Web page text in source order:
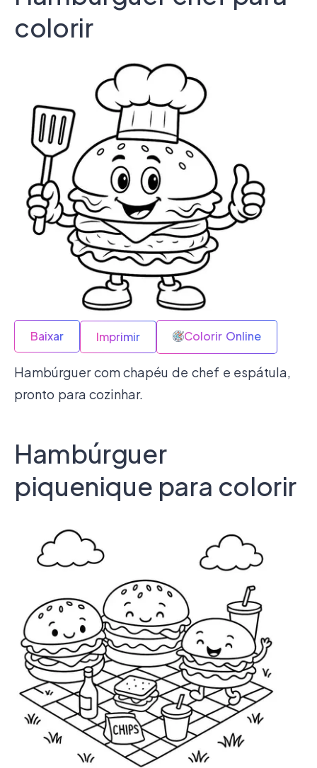
colorir
Baixar Imprimir Colorir Online
Hambúrguer com chapéu de chef e espátula,
pronto para cozinhar.
Hambúrguer
piquenique para colorir